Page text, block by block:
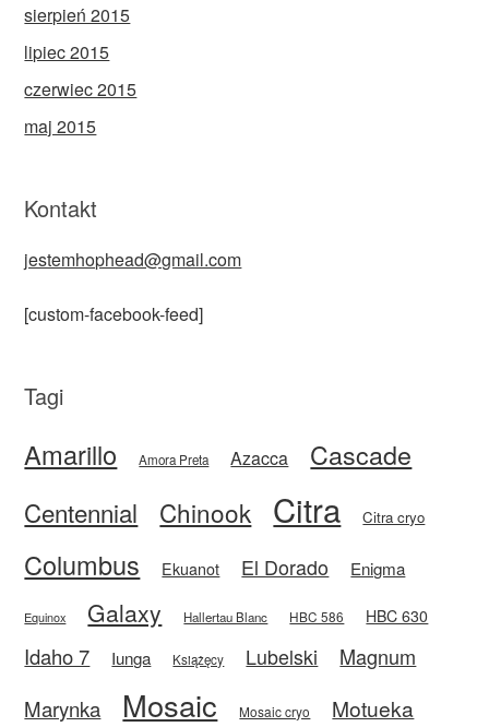
sierpień 2015
lipiec 2015
czerwiec 2015
maj 2015
Kontakt
jestemhophead@gmail.com
[custom-facebook-feed]
Tagi
Amarillo Amora Preta Azacca Cascade
Centennial Chinook Citra Citra cryo
Columbus Ekuanot El Dorado Enigma
Equinox Galaxy Hallertau Blanc HBC 586 HBC 630
Idaho 7 Iunga Książęcy Lubelski
Magnum
Marynka
Mosaic Mosaic cryo Motueka